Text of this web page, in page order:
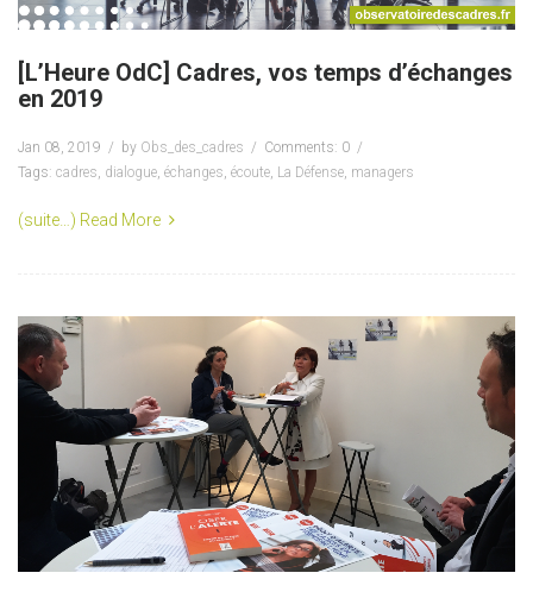
[L’Heure OdC] Cadres, vos temps d’échanges
en 2019
Jan 08, 2019 by Obs_des_cadres
Comments: 0
Tags: cadres, dialogue, échanges, écoute, La Défense, managers
(suite…) Read More